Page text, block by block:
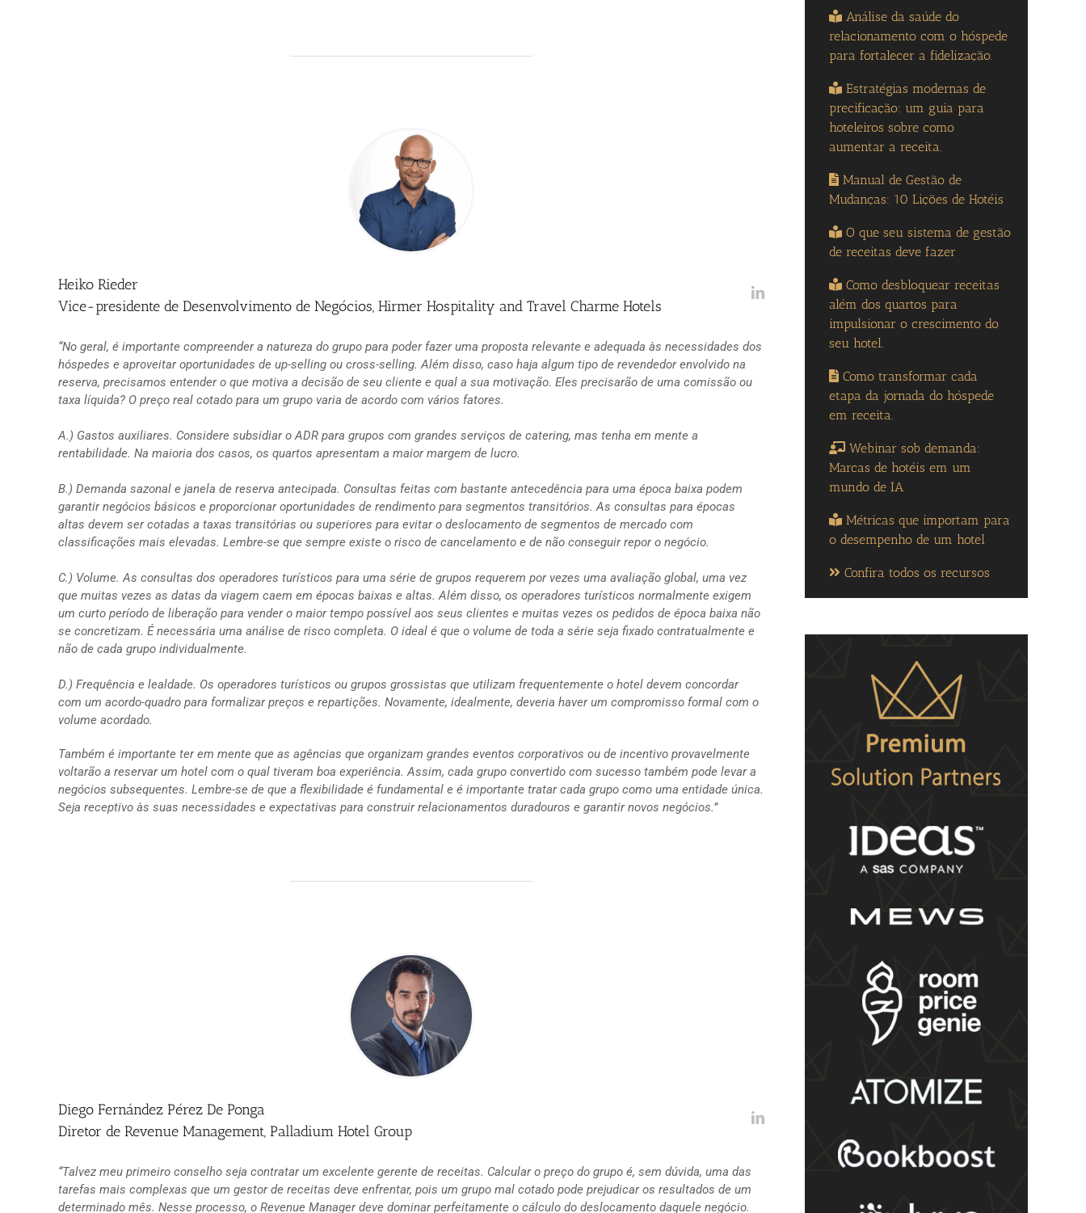
Heiko Rieder
Vice-presidente de Desenvolvimento de Negócios, Hirmer Hospitality and Travel Charme Hotels
“No geral, é importante compreender a natureza do grupo para poder fazer uma proposta relevante e adequada às necessidades dos
hóspedes e aproveitar oportunidades de up-selling ou cross-selling. Além disso, caso haja algum tipo de revendedor envolvido na
reserva, precisamos entender o que motiva a decisão de seu cliente e qual a sua motivação. Eles precisarão de uma comissão ou
taxa líquida? O preço real cotado para um grupo varia de acordo com vários fatores.
A.) Gastos auxiliares. Considere subsidiar o ADR para grupos com grandes serviços de catering, mas tenha em mente a
rentabilidade. Na maioria dos casos, os quartos apresentam a maior margem de lucro.
B.) Demanda sazonal e janela de reserva antecipada. Consultas feitas com bastante antecedência para uma época baixa podem
garantir negócios básicos e proporcionar oportunidades de rendimento para segmentos transitórios.As consultas para épocas
altas devem ser cotadas a taxas transitórias ou superiores para evitar o deslocamento de segmentos de mercado com
classificações mais elevadas. Lembre-se que sempre existe o risco de cancelamento e de não conseguir repor o negócio.
C.) Volume. As consultas dos operadores turísticos para uma série de grupos requerem por vezes uma avaliação global, uma vez
que muitas vezes as datas da viagem caem em épocas baixas e altas. Além disso, os operadores turísticos normalmente exigem
um curto período de liberação para vender o maior tempo possível aos seus clientes e muitas vezes os pedidos de época baixa não
se concretizam. É necessária uma análise de risco completa. O ideal é que o volume de toda a série seja fixado contratualmente e
não de cada grupo individualmente.
D.) Frequência e lealdade. Os operadores turísticos ou grupos grossistas que utilizam frequentemente o hotel devem concordar
com um acordo-quadro para formalizar preços e repartições. Novamente, idealmente, deveria haver um compromisso formal com o
volume acordado.
Também é importante ter em mente que as agências que organizam grandes eventos corporativos ou de incentivo provavelmente
voltarão a reservar um hotel com o qual tiveram boa experiência. Assim, cada grupo convertido com sucesso também pode levar a
negócios subsequentes. Lembre-se de que a flexibilidade é fundamental e é importante tratar cada grupo como uma entidade única.
Seja receptivo às suas necessidades e expectativas para construir relacionamentos duradouros e garantir novos negócios.”
Diego Fernández Pérez De Ponga
Diretor de Revenue Management, Palladium Hotel Group
“Talvez meu primeiro conselho seja contratar um excelente gerente de receitas. Calcular o preço do grupo é, sem dúvida, uma das
tarefas mais complexas que um gestor de receitas deve enfrentar, pois um grupo mal cotado pode prejudicar os resultados de um
determinado mês. Nesse processo, o Revenue Manager deve dominar perfeitamente o cálculo do deslocamento daquele negócio.
Análise da saúde do
relacionamento com o hóspede
para fortalecer a fidelização.
Estratégias modernas de
precificação: um guia para
hoteleiros sobre como
aumentar a receita.
Manual de Gestão de
Mudanças: 10 Lições de Hotéis
O que seu sistema de gestão
de receitas deve fazer
Como desbloquear receitas
além dos quartos para
impulsionar o crescimento do
seu hotel.
Como transformar cada
etapa da jornada do hóspede
em receita.
Webinar sob demanda:
Marcas de hotéis em um
mundo de IA
Métricas que importam para
o desempenho de um hotel
Confira todos os recursos